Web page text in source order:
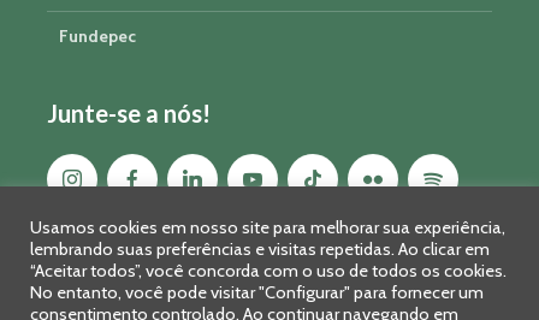
Fundepec
Junte-se a nós!
Usamos cookies em nosso site para melhorar sua experiência,
lembrando suas preferências e visitas repetidas. Ao clicar em
“Aceitar todos”, você concorda com o uso de todos os cookies.
No entanto, você pode visitar "Configurar" para fornecer um
consentimento controlado. Ao continuar navegando em